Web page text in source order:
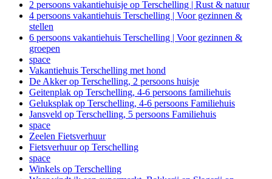
2 persoons vakantiehuisje op Terschelling | Rust & natuur
4 persoons vakantiehuis Terschelling | Voor gezinnen &
stellen
6 persoons vakantiehuis Terschelling | Voor gezinnen &
groepen
space
Vakantiehuis Terschelling met hond
De Akker op Terschelling, 2 persoons huisje
Geitenplak op Terschelling, 4-6 persoons familiehuis
Geluksplak op Terschelling, 4-6 persoons Familiehuis
Jansveld op Terschelling, 5 persoons Familiehuis
space
Zeelen Fietsverhuur
Fietsverhuur op Terschelling
space
Winkels op Terschelling